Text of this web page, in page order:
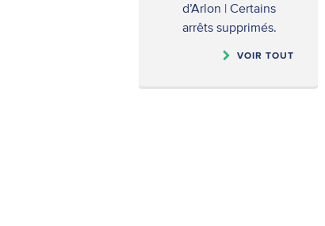
d’Arlon | Certains
arrêts supprimés.
VOIR TOUT